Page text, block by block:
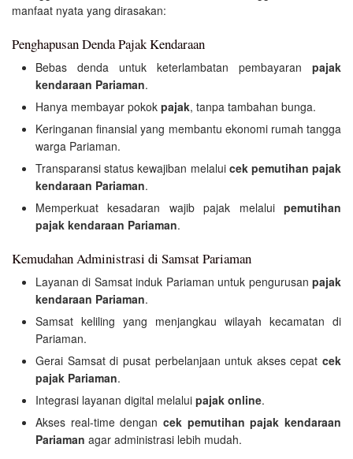
manfaat nyata yang dirasakan:
Penghapusan Denda Pajak Kendaraan
Bebas denda untuk keterlambatan pembayaran pajak
kendaraan Pariaman.
Hanya membayar pokok pajak, tanpa tambahan bunga.
Keringanan finansial yang membantu ekonomi rumah tangga
warga Pariaman.
Transparansi status kewajiban melalui cek pemutihan pajak
kendaraan Pariaman.
Memperkuat kesadaran wajib pajak melalui pemutihan
pajak kendaraan Pariaman.
Kemudahan Administrasi di Samsat Pariaman
Layanan di Samsat induk Pariaman untuk pengurusan pajak
kendaraan Pariaman.
Samsat keliling yang menjangkau wilayah kecamatan di
Pariaman.
Gerai Samsat di pusat perbelanjaan untuk akses cepat cek
pajak Pariaman.
Integrasi layanan digital melalui pajak online.
Akses real-time dengan cek pemutihan pajak kendaraan
Pariaman agar administrasi lebih mudah.